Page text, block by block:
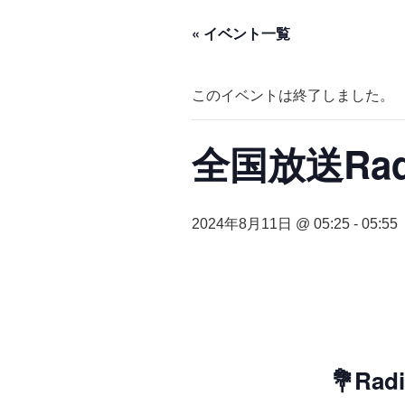
« イベント一覧
このイベントは終了しました。
全国放送
2024年8月11日 @ 05:25 - 05:55